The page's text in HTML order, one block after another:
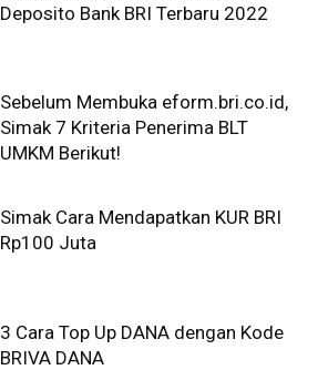
Deposito Bank BRI Terbaru 2022
Sebelum Membuka eform.bri.co.id,
Simak 7 Kriteria Penerima BLT
UMKM Berikut!
Simak Cara Mendapatkan KUR BRI
Rp100 Juta
3 Cara Top Up DANA dengan Kode
BRIVA DANA